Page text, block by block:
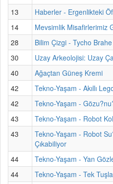
13
Haberler - Ergenlikteki
14
Mevsimlik Misafirlerimiz
28
Bilim Çizgi - Tycho
30
Uzay Arkeolojisi: Uzay
40
Ağaçtan Güneş Kremi
42
Tekno-Yaşam - Akıllı
42
Tekno-Yaşam -
43
Tekno-Yaşam - Robot
43
Tekno-Yaşam - Robot
Çıkabiliyor
44
Tekno-Yaşam - Yan
44
Tekno-Yaşam - Tek